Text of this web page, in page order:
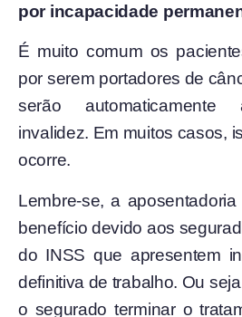
por incapacidade
É muito comum os
por serem portadores de
serão automaticamente
invalidez. Em muitos casos,
ocorre.
Lembre-se, a
benefício devido aos
do INSS que apresentem
definitiva de trabalho. Ou
o segurado terminar o